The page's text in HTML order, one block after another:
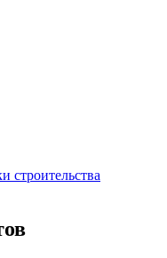
строительства